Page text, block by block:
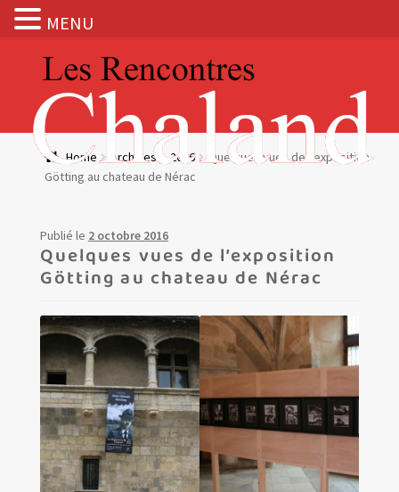
navigation
contenu
Actualités
Expositions
Les Rencontres Chaland
Prix de lecture
Hors les murs
Les amis d’Yves Chaland
LUDIBD
Home Archives 2016
Quelques vues de l’exposition
Götting au chateau de Nérac
Publié le 2 octobre 2016
Quelques vues de l’exposition
Götting au chateau de Nérac
MENU